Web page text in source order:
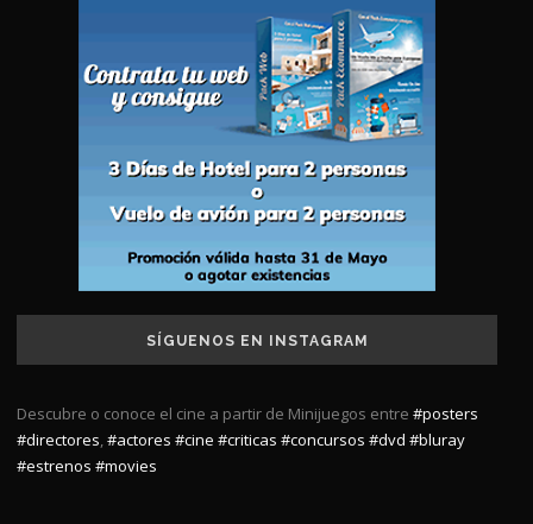
SÍGUENOS EN INSTAGRAM
Descubre o conoce el cine a partir de Minijuegos entre #posters
#directores,#actores #cine #criticas #concursos #dvd #bluray
#estrenos #movies